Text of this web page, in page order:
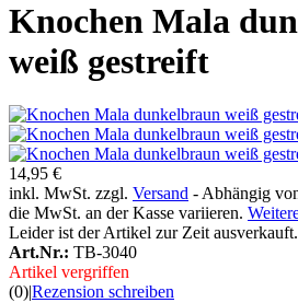
Knochen Mala
weiß gestreift
14,95 €
inkl. MwSt. zzgl. Versand - Abhängig
die MwSt. an der Kasse variieren.
Leider ist der Artikel zur Zeit ausverkauft.
Art.Nr.: TB-3040
Artikel vergriffen
(0)|Rezension schreiben